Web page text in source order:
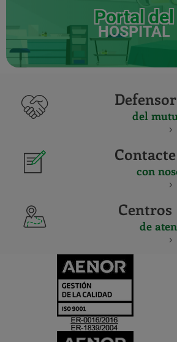
Portal del
HOSPITAL
Defensor
del
Contacte
con
Centros
de